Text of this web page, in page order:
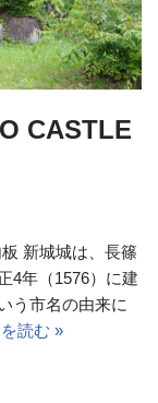
CASTLE
新城城は、長篠
4年（1576）に建
う市名の由来に
読む »